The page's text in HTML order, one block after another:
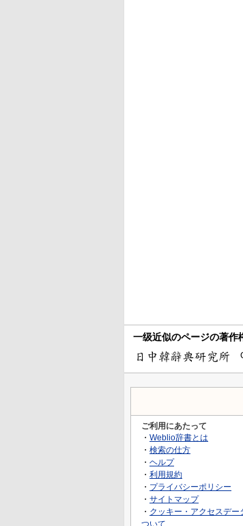
一级近似のページの著作
ご利用にあたって
・ Weblio辞書とは
・ 検索の仕方
・ ヘルプ
・ 利用規約
・ プライバシーポリシー
・ サイトマップ
・ クッキー・アクセスデー
ついて